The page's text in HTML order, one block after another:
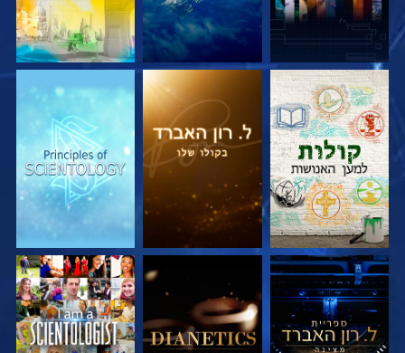
בדוק את הסדרה בדוק את הסדרה בדוק את הסדרה
בדוק את הסדרה בדוק את הסדרה צפה